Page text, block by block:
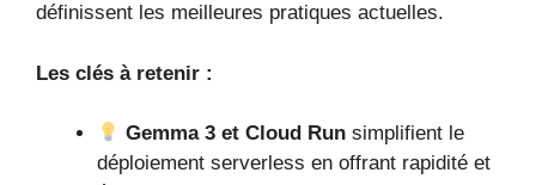
définissent les meilleures pratiques actuelles.
Les clés à retenir :
Gemma 3 et Cloud Run simplifient le
déploiement serverless en offrant rapidité et